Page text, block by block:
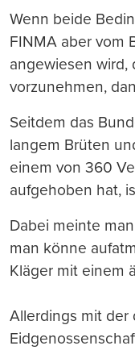
Wenn beide
FINMA aber vom
angewiesen wird,
vorzunehmen,
Seitdem das
langem Brüten
einem von 360
aufgehoben hat,
Dabei meinte
man könne
Kläger mit einem
Allerdings mit der